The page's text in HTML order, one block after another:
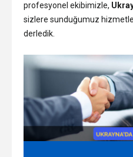
profesyonel ekibimizle,
sizlere sunduğumuz
derledik.